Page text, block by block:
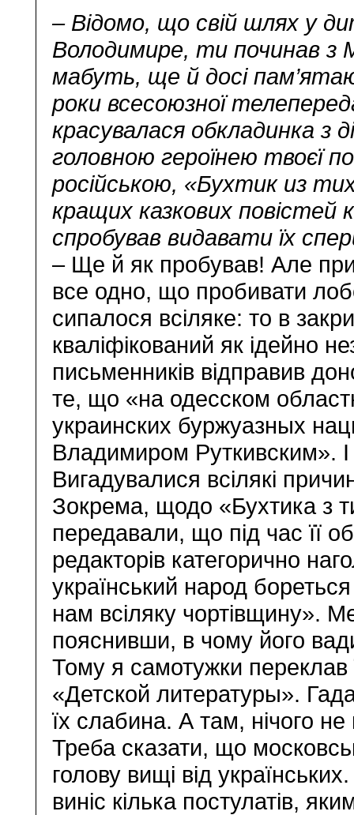
– Відомо, що свій шлях у
Володимире, ти починав з
мабуть, ще й досі
роки всесоюзної
красувалася обкладинка з
головною героїнею твоєї
російською, «Бухтик из
кращих казкових
спробував видавати їх
– Ще й як пробував! Але при
все одно, що пробивати
сипалося всіляке: то в
кваліфікований як ідейно
письменників відправив
те, що «на одесском
украинских буржуазных
Владимиром Руткивским».
Вигадувалися всілякі
Зокрема, щодо «Бухтика з
передавали, що під час її
редакторів категорично
український народ бореться
нам всіляку чортівщину».
пояснивши, в чому його
Тому я самотужки переклав
«Детской литературы».
їх слабина. А там, нічого
Треба сказати, що
голову вищі від
виніс кілька постулатів,